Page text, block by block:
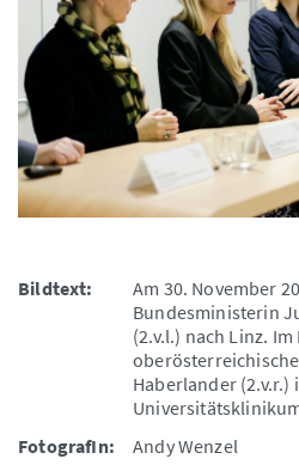
Bildtext:
Am 30. November
Bundesministerin
(2.v.l.) nach Linz.
Haberlander (2.v.r.)
FotografIn:
Andy Wenzel